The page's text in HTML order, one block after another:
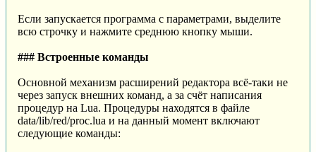
Если запускается программа с параметрами, выделите
всю строчку и нажмите среднюю кнопку мыши.
### Встроенные команды
Основной механизм расширений редактора всё-таки не
через запуск внешних команд, а за счёт написания
процедур на Lua. Процедуры находятся в файле
data/lib/red/proc.lua и на данный момент включают
следующие команды: